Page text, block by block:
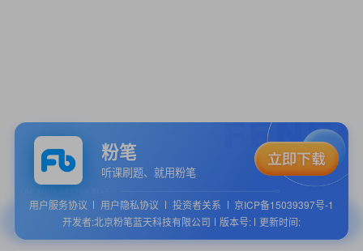
粉笔
听课刷题、就用粉笔
用户服务协议 用户隐私协议 投资者关系
京ICP备15039397号-1
开发者:北京粉笔蓝天科技有限公司
版本号: 更新时间: